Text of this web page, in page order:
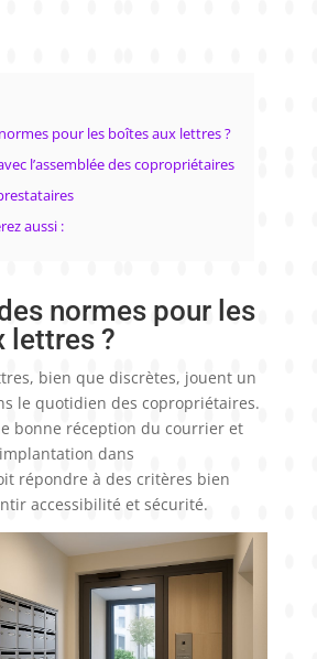
pour les boîtes aux lettres ?
l’assemblée des copropriétaires
aussi :
normes pour les
lettres ?
bien que discrètes, jouent un
le quotidien des copropriétaires.
bonne réception du courrier et
dans
répondre à des critères bien
accessibilité et sécurité.